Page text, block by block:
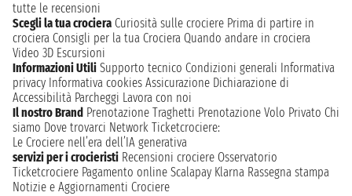
tutte le recensioni
Scegli la tua crociera Curiosità sulle crociere Prima di partire in
crociera Consigli per la tua Crociera Quando andare in crociera
Video 3D Escursioni
Informazioni Utili Supporto tecnico Condizioni generali Informativa
privacy Informativa cookies Assicurazione Dichiarazione di
Accessibilità Parcheggi Lavora con noi
Il nostro Brand Prenotazione Traghetti Prenotazione Volo Privato Chi
siamo Dove trovarci Network Ticketcrociere:
Le Crociere nell’era dell’IA generativa
servizi per i crocieristi Recensioni crociere Osservatorio
Ticketcrociere Pagamento online Scalapay Klarna Rassegna stampa
Notizie e Aggiornamenti Crociere